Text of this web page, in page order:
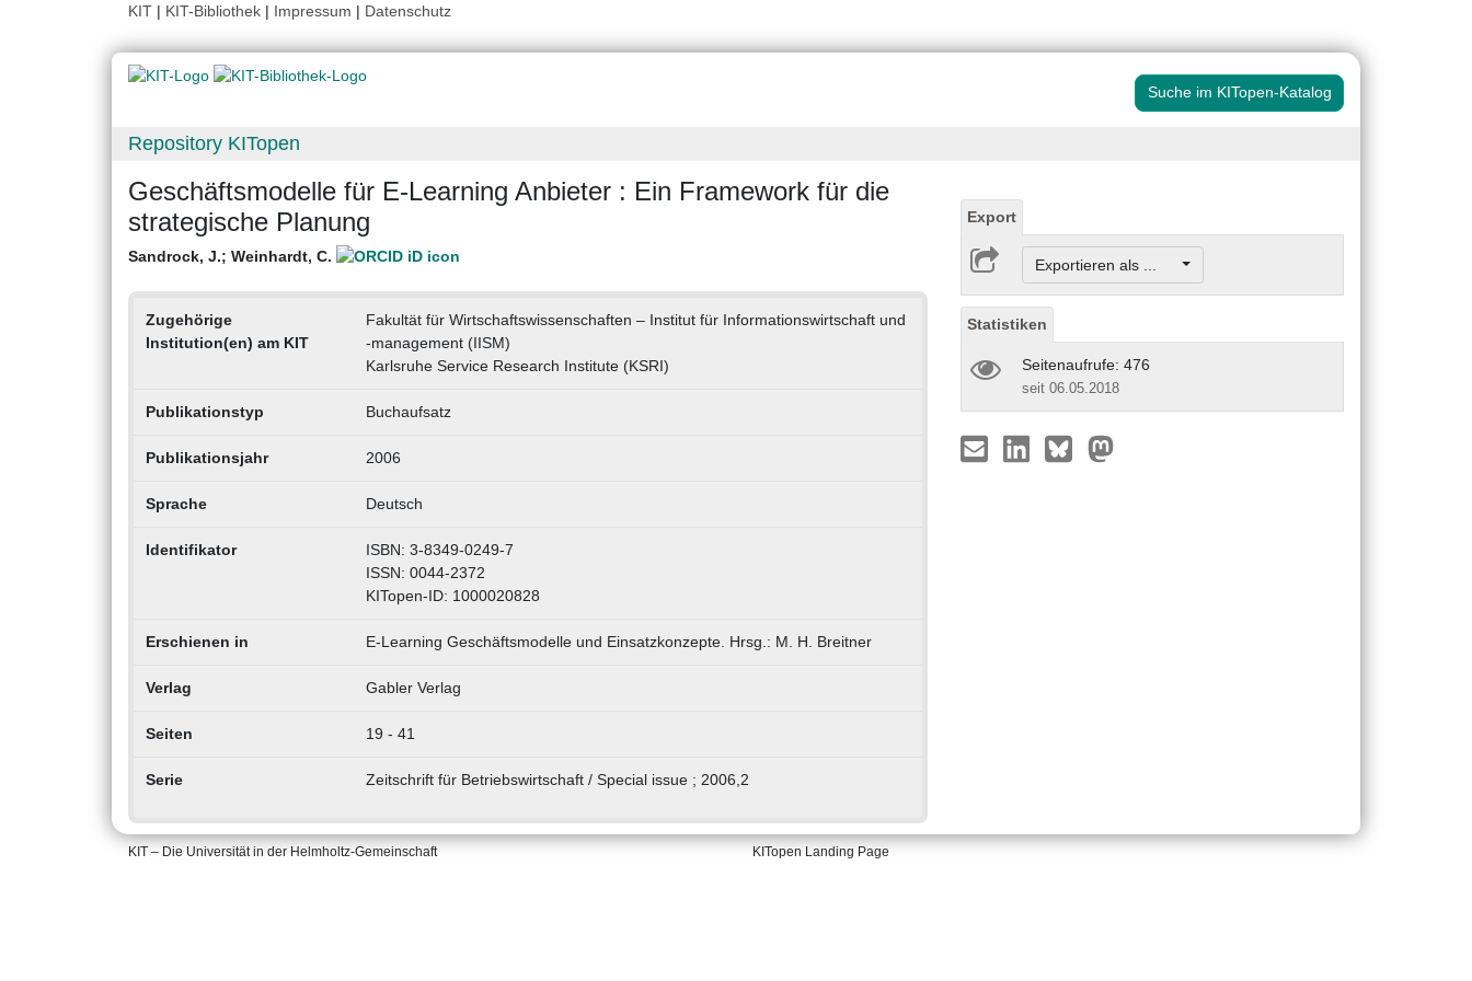
KIT | KIT-Bibliothek | Impressum | Datenschutz
Suche im KITopen-Katalog
Repository KITopen
Geschäftsmodelle für E-Learning Anbieter : Ein Framework für die
strategische Planung
Sandrock, J.; Weinhardt, C.
Zugehörige
Institution(en) am KIT
Fakultät für Wirtschaftswissenschaften – Institut für Informationswirtschaft und
-management (IISM)
Karlsruhe Service Research Institute (KSRI)
Publikationstyp Buchaufsatz
Publikationsjahr 2006
Sprache Deutsch
Identifikator
ISBN: 3-8349-0249-7
ISSN: 0044-2372
KITopen-ID: 1000020828
Erschienen in E-Learning Geschäftsmodelle und Einsatzkonzepte. Hrsg.: M. H. Breitner
Verlag Gabler Verlag
Seiten 19 - 41
Serie Zeitschrift für Betriebswirtschaft / Special issue ; 2006,2
Export
Exportieren als ...
Statistiken
Seitenaufrufe: 476
seit 06.05.2018
KIT – Die Universität in der Helmholtz-Gemeinschaft KITopen Landing Page